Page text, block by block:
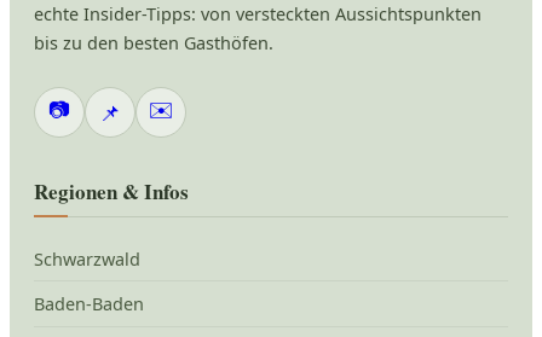
echte Insider-Tipps: von versteckten Aussichtspunkten
bis zu den besten Gasthöfen.
📷 📌 ✉️
Regionen & Infos
Schwarzwald
Baden-Baden